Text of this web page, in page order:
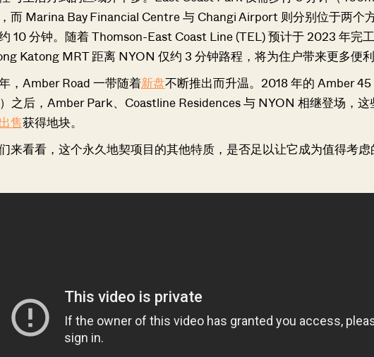
而 Marina Bay Financial Centre 与 Changi Airport 则分别位于两个
10 分钟。随着 Thomson-East Coast Line (TEL) 预计于 2023 年完工
Katong MRT 距离 NYON 仅约 3 分钟路程，将为住户带来更多便利
，Amber Road 一带随着新盘不断推出而升温。2018 年的 Amber 45
之后，Amber Park、Coastline Residences 与 NYON 相继登场，这
售获得地块。
来看看，这个永久地契项目的其他特质，是否足以让它成为值得考虑